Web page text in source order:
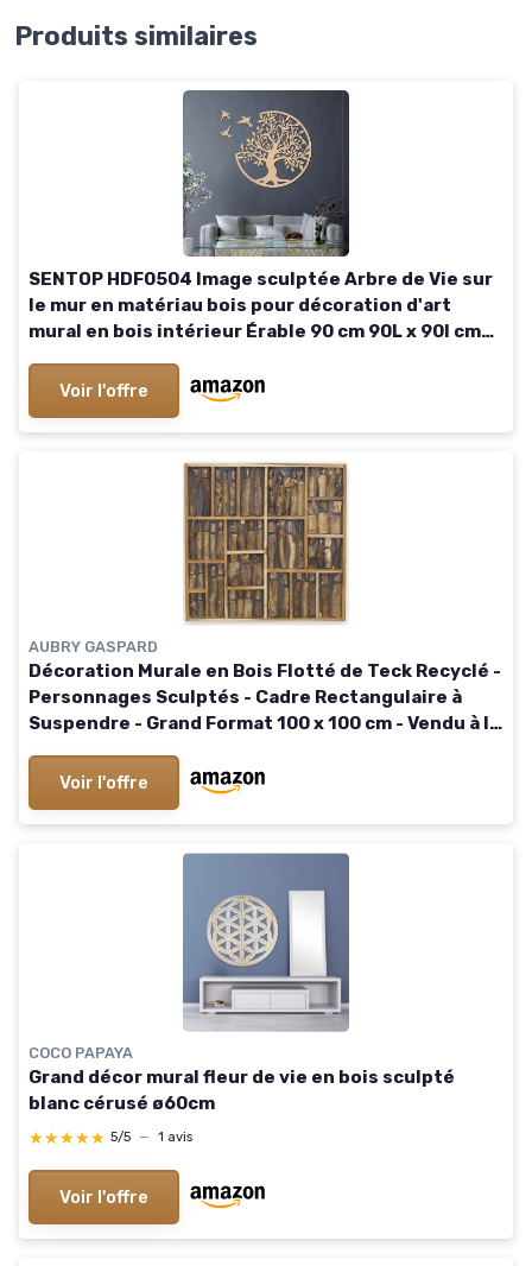
Produits similaires
SENTOP HDF0504 Image sculptée Arbre de Vie sur
le mur en matériau bois pour décoration d'art
mural en bois intérieur Érable 90 cm 90L x 90l cm
Voir l'offre
AUBRY GASPARD
Décoration Murale en Bois Flotté de Teck Recyclé -
Personnages Sculptés - Cadre Rectangulaire à
Suspendre - Grand Format 100 x 100 cm - Vendu à la
Voir l'offre
COCO PAPAYA
Grand décor mural fleur de vie en bois sculpté
blanc cérusé ø60cm
★★★★★
★★★★★ 5/5 — 1 avis
Voir l'offre